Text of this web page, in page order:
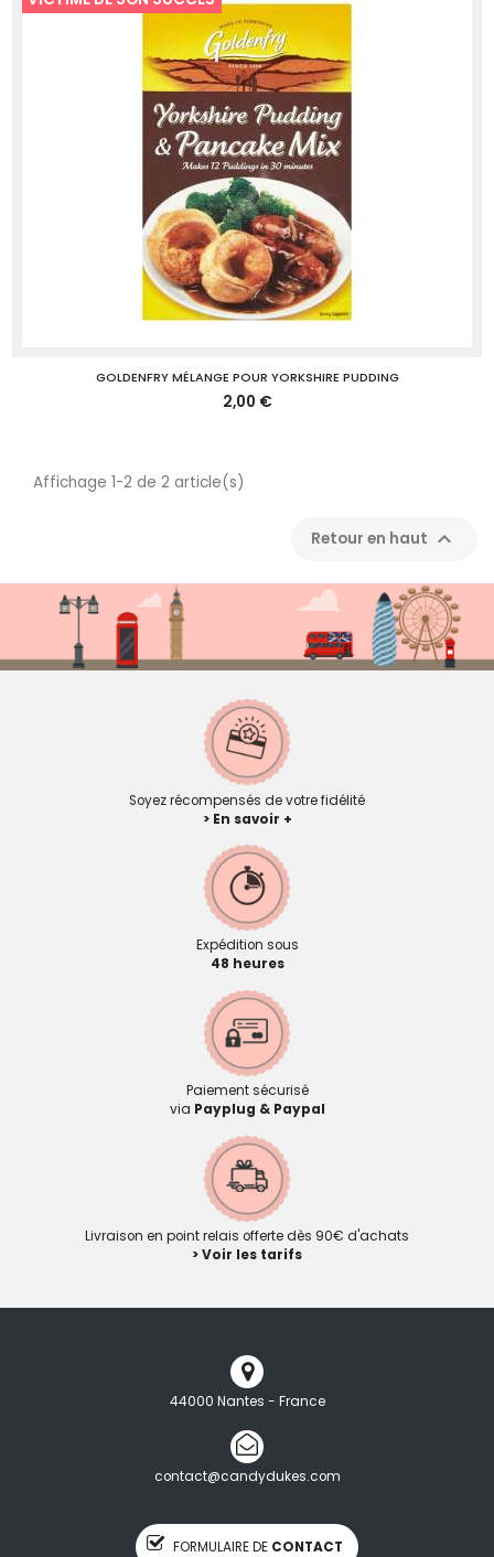
GOLDENFRY MÉLANGE POUR YORKSHIRE PUDDING
2,00 €
Affichage 1-2 de 2 article(s)
Retour en haut 
Soyez récompensés de votre fidélité
> En savoir +
Expédition sous
48 heures
Paiement sécurisé
via Payplug & Paypal
Livraison en point relais offerte dès 90€ d'achats
> Voir les tarifs
44000 Nantes - France
contact@candydukes.com
FORMULAIRE DE CONTACT